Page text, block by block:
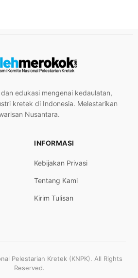
edukasi mengenai kedaulatan,
kretek di Indonesia. Melestarikan
Nusantara.
INFORMASI
Kebijakan Privasi
Tentang Kami
Kirim Tulisan
Pelestarian Kretek (KNPK). All Rights
Reserved.